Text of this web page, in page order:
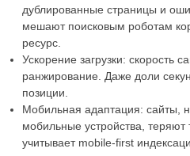
дублированные страницы и
мешают поисковым роботам
ресурс.
Ускорение загрузки: скорость
ранжирование. Даже доли
позиции.
Мобильная адаптация: сайты,
мобильные устройства, теряют
учитывает mobile-first